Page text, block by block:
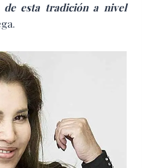
esta tradición a nivel